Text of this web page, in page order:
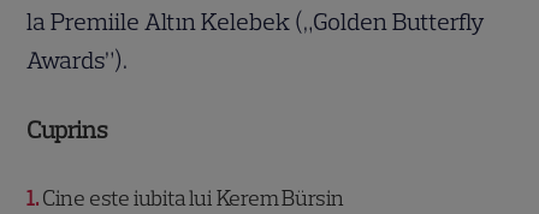
la Premiile Altın Kelebek („Golden Butterfly
Awards”).
Cuprins
1 Cine este iubita lui Kerem Bürsin